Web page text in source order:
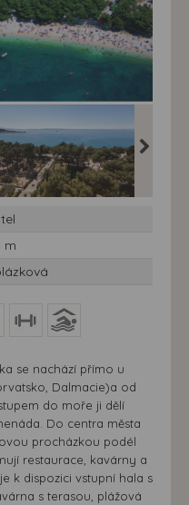
doprava -
Makarska-
Biokovka
m
se nachází přímo u
Dalmacie)a od
do moře ji dělí
Do centra města
procházkou podél
restaurace, kavárny a
k dispozici vstupní hala s
s terasou, plážová